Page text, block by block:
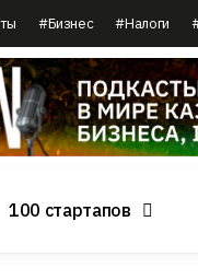
#Бизнес #Налоги
100 стартапов